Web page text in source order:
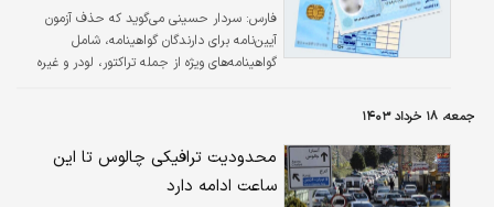
فارس: سردار حسینی می‌گوید که حذف آزمون
آیین‌نامه برای دارندگان گواهینامه، شامل
گواهینامه‌های ویژه از جمله تراکتور، لودر و غیره
جمعه، ۱۸ خرداد ۱۴۰۳
محدودیت ترافیکی چالوس تا این
ساعت ادامه دارد